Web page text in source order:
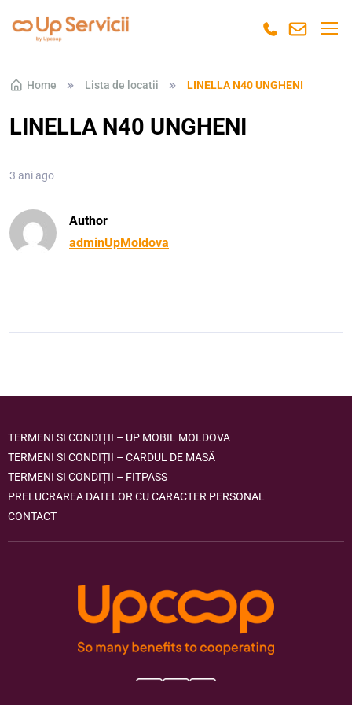
Skip to navigation
Skip to content
Home Lista de locatii LINELLA N40 UNGHENI
LINELLA N40 UNGHENI
3 ani ago
Author
adminUpMoldova
TERMENI SI CONDIȚII – UP MOBIL MOLDOVA
TERMENI SI CONDIȚII – CARDUL DE MASĂ
TERMENI SI CONDIȚII – FITPASS
PRELUCRAREA DATELOR CU CARACTER PERSONAL
CONTACT